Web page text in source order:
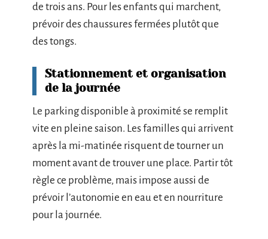
de trois ans. Pour les enfants qui marchent,
prévoir des chaussures fermées plutôt que
des tongs.
Stationnement et organisation
de la journée
Le parking disponible à proximité se remplit
vite en pleine saison. Les familles qui arrivent
après la mi-matinée risquent de tourner un
moment avant de trouver une place. Partir tôt
règle ce problème, mais impose aussi de
prévoir l’autonomie en eau et en nourriture
pour la journée.